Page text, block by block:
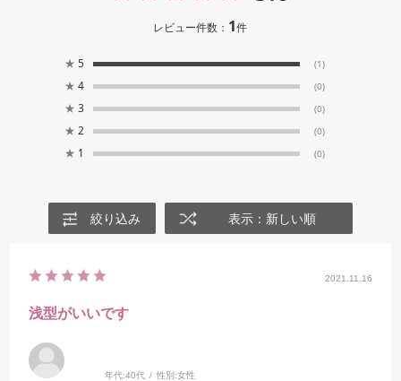
レビュー件数： 1件
★ 5 (1)
★ 4 (0)
★ 3 (0)
★ 2 (0)
★ 1 (0)
絞り込み 表示：新しい順
2021.11.16
浅型がいいです
年代:40代 性別:女性